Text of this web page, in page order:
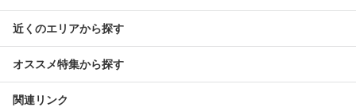
近くのエリアから探す
オススメ特集から探す
関連リンク